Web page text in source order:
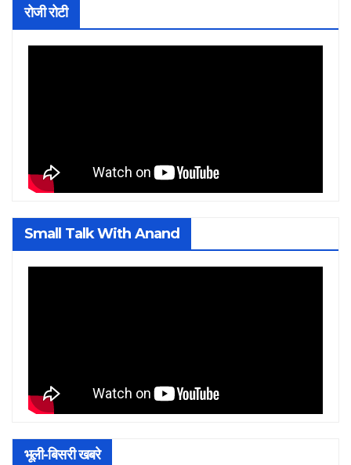
रोजी रोटी
Small Talk With Anand
भूली-बिसरी खबरे